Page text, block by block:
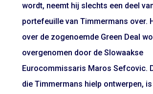
wordt, neemt hij slechts een deel
portefeuille van Timmermans over.
over de zogenoemde Green Deal
overgenomen door de Slowaakse
Eurocommissaris Maros Sefcovic.
die Timmermans hielp ontwerpen,